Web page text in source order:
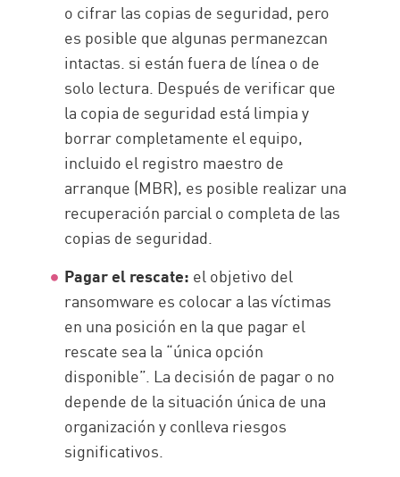
o cifrar las copias de seguridad, pero
es posible que algunas permanezcan
intactas. si están fuera de línea o de
solo lectura. Después de verificar que
la copia de seguridad está limpia y
borrar completamente el equipo,
incluido el registro maestro de
arranque (MBR), es posible realizar una
recuperación parcial o completa de las
copias de seguridad.
Pagar el rescate: el objetivo del
ransomware es colocar a las víctimas
en una posición en la que pagar el
rescate sea la “única opción
disponible”. La decisión de pagar o no
depende de la situación única de una
organización y conlleva riesgos
significativos.